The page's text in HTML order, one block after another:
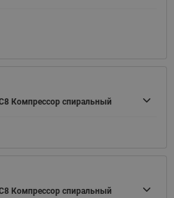
Компрессор спиральный
Компрессор спиральный